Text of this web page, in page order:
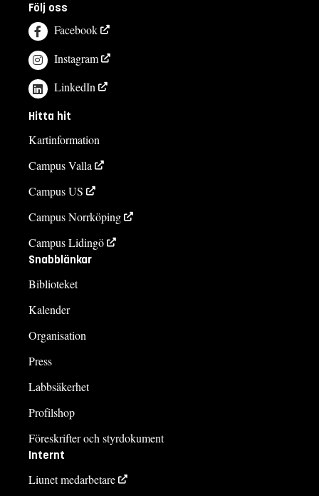
Följ oss
Facebook
Instagram
LinkedIn
Hitta hit
Kartinformation
Campus Valla
Campus US
Campus Norrköping
Campus Lidingö
Snabblänkar
Biblioteket
Kalender
Organisation
Press
Labbsäkerhet
Profilshop
Föreskrifter och styrdokument
Internt
Liunet medarbetare